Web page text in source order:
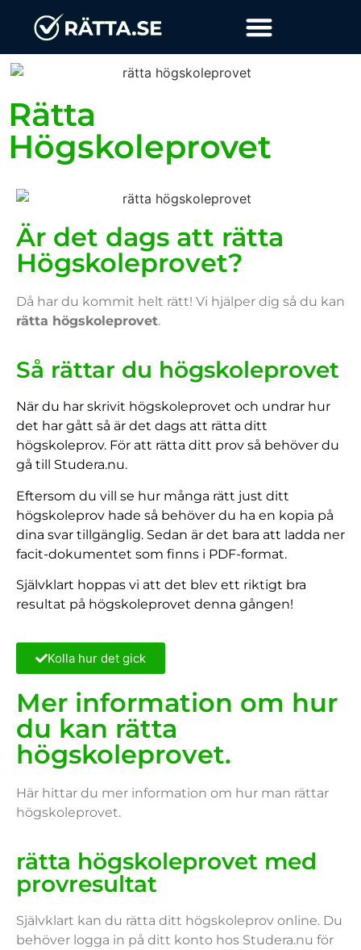
Rätta
Högskoleprovet
Är det dags att rätta
Högskoleprovet?
Då har du kommit helt rätt! Vi hjälper dig så du kan
rätta högskoleprovet.
Så rättar du högskoleprovet
När du har skrivit högskoleprovet och undrar hur
det har gått så är det dags att rätta ditt
högskoleprov. För att rätta ditt prov så behöver du
gå till Studera.nu.
Eftersom du vill se hur många rätt just ditt
högskoleprov hade så behöver du ha en kopia på
dina svar tillgänglig. Sedan är det bara att ladda ner
facit-dokumentet som finns i PDF-format.
Självklart hoppas vi att det blev ett riktigt bra
resultat på högskoleprovet denna gången!
Kolla hur det gick
Mer information om hur
du kan rätta
högskoleprovet.
Här hittar du mer information om hur man rättar
högskoleprovet.
rätta högskoleprovet med
provresultat
Självklart kan du rätta ditt högskoleprov online. Du
behöver logga in på ditt konto hos Studera.nu för